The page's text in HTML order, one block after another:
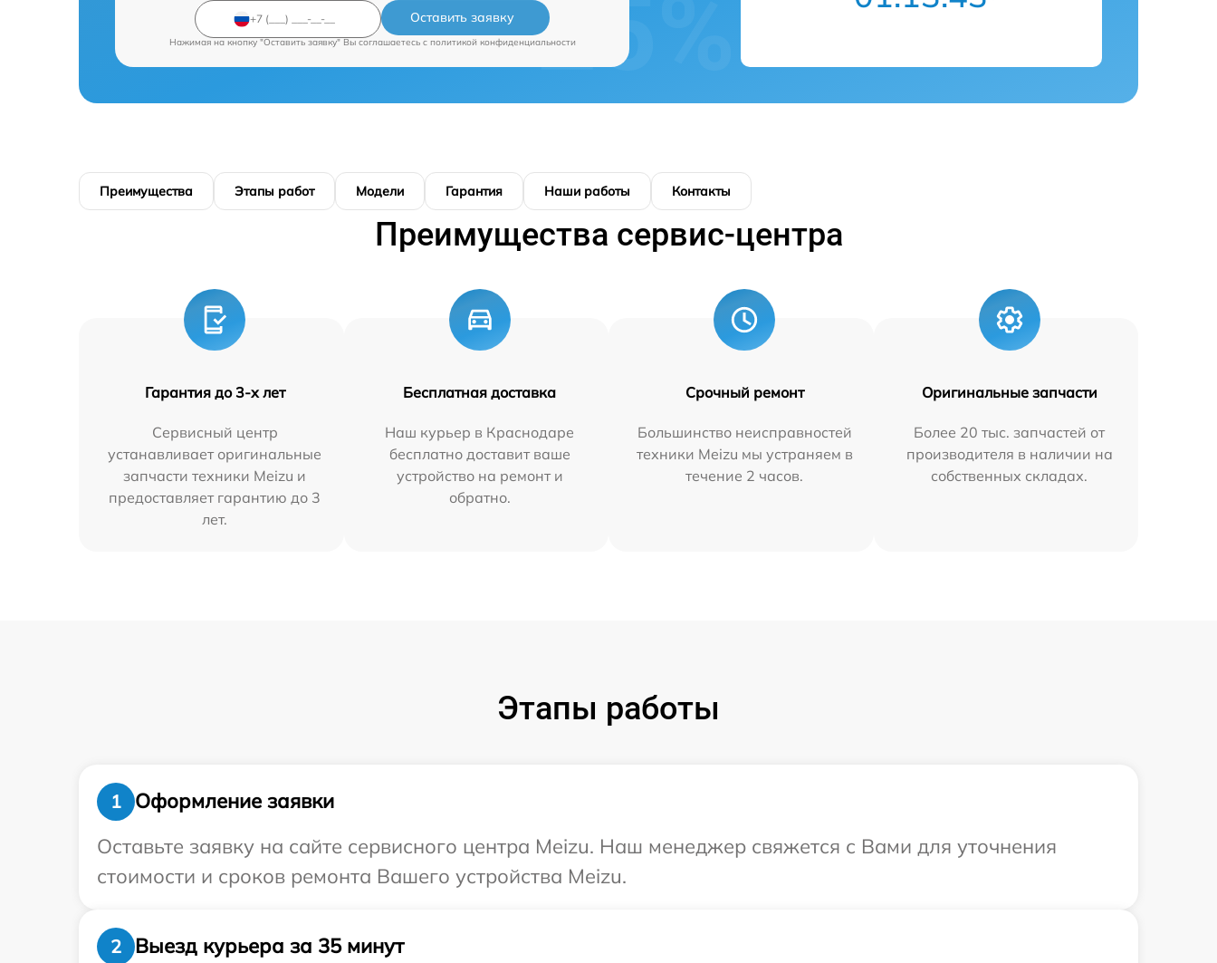
Оставить заявку
Нажимая на кнопку "Оставить заявку" Вы соглашаетесь c политикой конфиденциальности
Преимущества Этапы работ Модели Гарантия Наши работы Контакты
Преимущества сервис-центра
Гарантия до 3-х лет
Сервисный центр
устанавливает оригинальные
запчасти техники Meizu и
предоставляет гарантию до 3
лет.
Бесплатная доставка
Наш курьер в Краснодаре
бесплатно доставит ваше
устройство на ремонт и
обратно.
Срочный ремонт
Большинство неисправностей
техники Meizu мы устраняем в
течение 2 часов.
Оригинальные запчасти
Более 20 тыс. запчастей от
производителя в наличии на
собственных складах.
Этапы работы
1
Оформление заявки
Оставьте заявку на сайте сервисного центра Meizu. Наш менеджер свяжется с Вами для уточнения
стоимости и сроков ремонта Вашего устройства Meizu.
2
Выезд курьера за 35 минут